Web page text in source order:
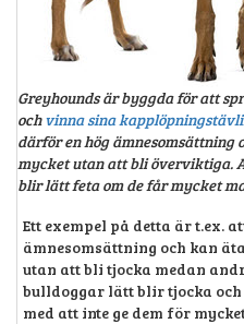
Greyhounds är byggda för att
ochvinna sina
därför en hög ämnesomsättning
mycket utan att bli överviktiga.
blir lätt feta om de får mycket
Ett exempel på detta är t.ex.
ämnesomsättning och kan
utan att bli tjocka medan
bulldoggar lätt blir tjocka
med att inte ge dem för